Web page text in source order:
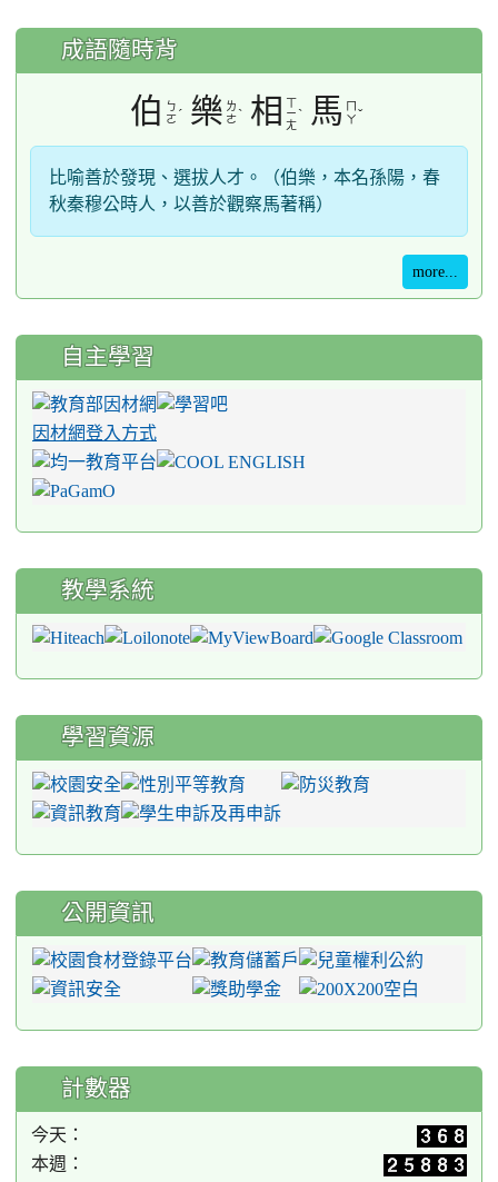
成語隨時背
伯
ㄅ
ㄛˊ 樂 ㄌ
ㄜˋ 相
ㄒ
ㄧ
ㄤ
ˋ 馬 ㄇ
ㄚˇ
比喻善於發現、選拔人才。（伯樂，本名孫陽，春
秋秦穆公時人，以善於觀察馬著稱）
more...
自主學習
因材網登入方式
教學系統
學習資源
公開資訊
計數器
今天：
本週：